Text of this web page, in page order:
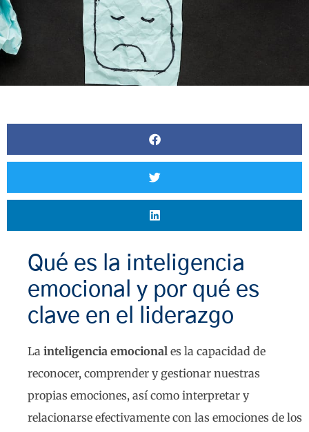
Qué es la inteligencia
emocional y por qué es
clave en el liderazgo
La inteligencia emocional es la capacidad de
reconocer, comprender y gestionar nuestras
propias emociones, así como interpretar y
relacionarse efectivamente con las emociones de los